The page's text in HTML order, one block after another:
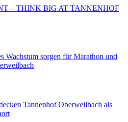
– THINK BIG AT TANNENHOF
Wachstum sorgen für Marathon und
Tannenhof Oberweilbach als